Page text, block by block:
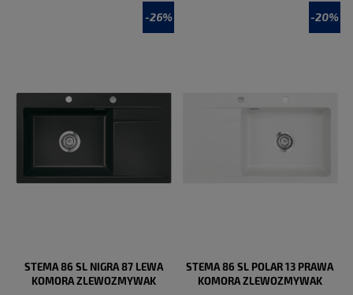
STEMA 86 SL NIGRA 87 LEWA
KOMORA ZLEWOZMYWAK
-26%
STEMA 86 SL POLAR 13 PRAWA
KOMORA ZLEWOZMYWAK
-20%